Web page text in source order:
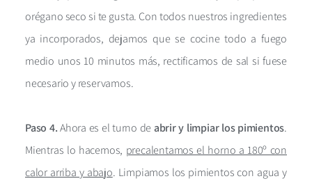
orégano seco si te gusta. Con todos nuestros ingredientes
ya incorporados, dejamos que se cocine todo a fuego
medio unos 10 minutos más, rectificamos de sal si fuese
necesario y reservamos.
Paso 4.Ahora es el turno de abrir y limpiar los pimientos.
Mientras lo hacemos, precalentamos el horno a 180º con
calor arriba y abajo. Limpiamos los pimientos con agua y